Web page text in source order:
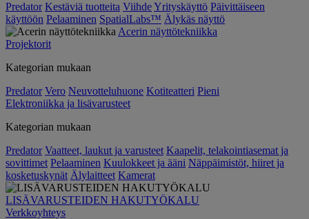
Predator Kestäviä tuotteita ViihdeYrityskäyttö Päivittäiseen
käyttöön Pelaaminen SpatialLabs™ Älykäs näyttö
Acerin näyttötekniikka
Projektorit
Kategorian mukaan
Predator Vero Neuvotteluhuone Kotiteatteri Pieni
Elektroniikka ja lisävarusteet
Kategorian mukaan
Predator Vaatteet, laukut ja varusteet Kaapelit, telakointiasemat ja
sovittimet Pelaaminen Kuulokkeet ja ääni Näppäimistöt, hiiret ja
kosketuskynät Älylaitteet Kamerat
LISÄVARUSTEIDEN HAKUTYÖKALU
Verkkoyhteys